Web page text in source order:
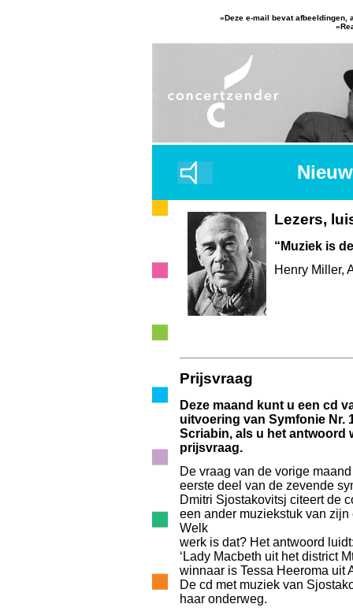
»Deze e-mail bevat afbeeldingen,
Lezers,
“Muziek is
Henry Miller,
Prijsvraag
Deze maand kunt u een cd
uitvoering van Symfonie Nr.
Scriabin, als u het antwoord
prijsvraag.
De vraag van de vorige
eerste deel van de zevende
Dmitri Sjostakovitsj citeert de
een ander muziekstuk van zijn
Welk
werk is dat? Het antwoord
‘Lady Macbeth uit het district
winnaar is Tessa Heeroma uit
De cd met muziek van
haar onderweg.